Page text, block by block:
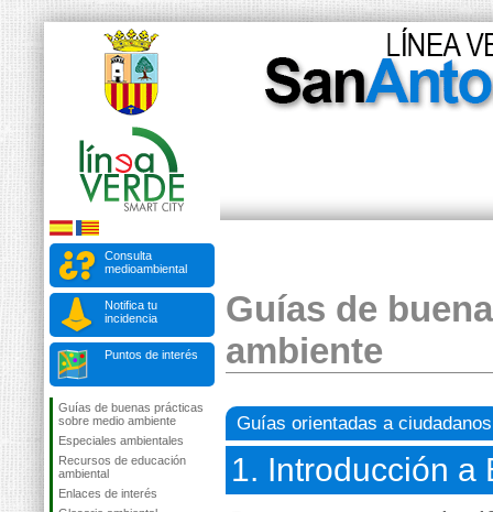
Consulta
medioambiental
Notifica tu
incidencia
Puntos de interés
Guías de buenas prácticas
sobre medio ambiente
Especiales ambientales
Recursos de educación
ambiental
Enlaces de interés
Guías de
ambiente
Guías orientadas a ciudadanos
1. Introducción a